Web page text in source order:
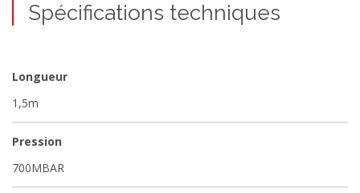
Spécifications techniques
Longueur
1,5m
Pression
700MBAR